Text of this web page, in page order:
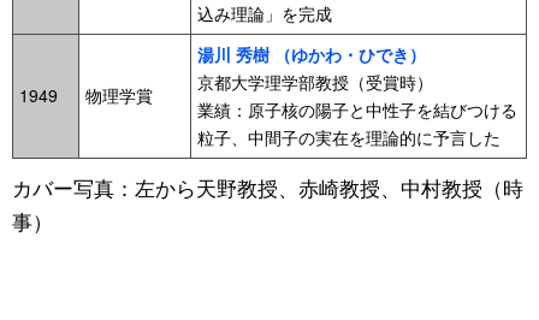
込み理論」を完成
1949 物理学賞
湯川 秀樹 （ゆかわ・ひでき）
京都大学理学部教授（受賞時）
業績：原子核の陽子と中性子を結びつける
粒子、中間子の実在を理論的に予言した
カバー写真：左から天野教授、赤崎教授、中村教授（時
事）